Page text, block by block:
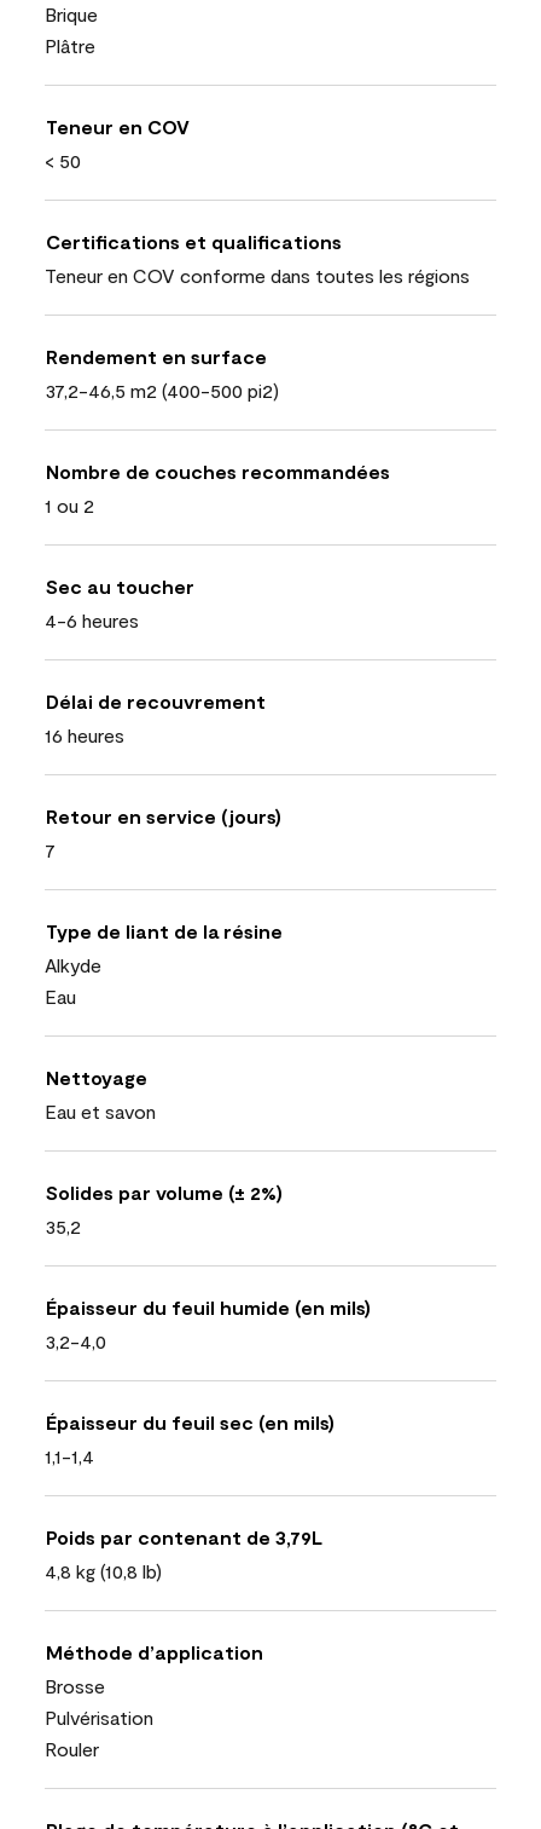
Brique
Plâtre
Teneur en COV
< 50
Certifications et qualifications
Teneur en COV conforme dans toutes les régions
Rendement en surface
37,2-46,5 m2 (400-500 pi2)
Nombre de couches recommandées
1 ou 2
Sec au toucher
4-6 heures
Délai de recouvrement
16 heures
Retour en service (jours)
7
Type de liant de la résine
Alkyde
Eau
Nettoyage
Eau et savon
Solides par volume (± 2%)
35,2
Épaisseur du feuil humide (en mils)
3,2-4,0
Épaisseur du feuil sec (en mils)
1,1-1,4
Poids par contenant de 3,79L
4,8 kg (10,8 lb)
Méthode d’application
Brosse
Pulvérisation
Rouler